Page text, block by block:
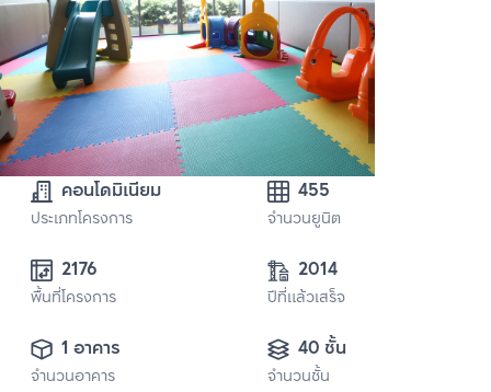
คอนโดมิเนียม
ประเภทโครงการ
455
จำนวนยูนิต
2176
พื้นที่โครงการ
2014
ปีที่แล้วเสร็จ
1 อาคาร
จำนวนอาคาร
40 ชั้น
จำนวนชั้น